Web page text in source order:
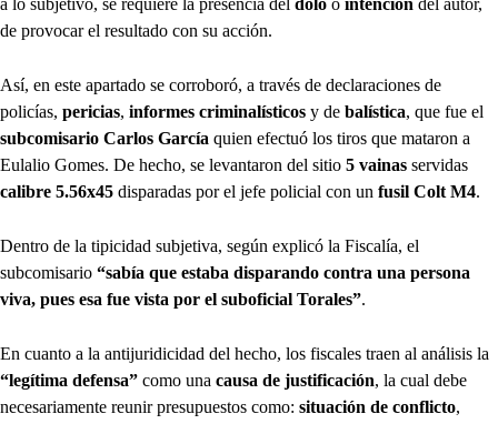
de provocar el resultado con su acción.
Así, en este apartado se corroboró, a través de declaraciones de
policías, pericias, informes criminalísticos y de balística, que fue el
subcomisario Carlos García quien efectuó los tiros que mataron a
Eulalio Gomes. De hecho, se levantaron del sitio 5 vainas servidas
calibre 5.56x45 disparadas por el jefe policial con un fusil Colt M4.
Dentro de la tipicidad subjetiva, según explicó la Fiscalía, el
subcomisario “sabía que estaba disparando contra una persona
viva, pues esa fue vista por el suboficial Torales”.
En cuanto a la antijuridicidad del hecho, los fiscales traen al análisis la
“legítima defensa” como una causa de justificación, la cual debe
necesariamente reunir presupuestos como: situación de conflicto,